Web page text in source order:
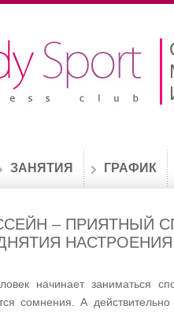
ЗАНЯТИЯ ГРАФИК
– ПРИЯТНЫЙ
НАСТРОЕНИЯ
начинает заниматься
сомнения. А